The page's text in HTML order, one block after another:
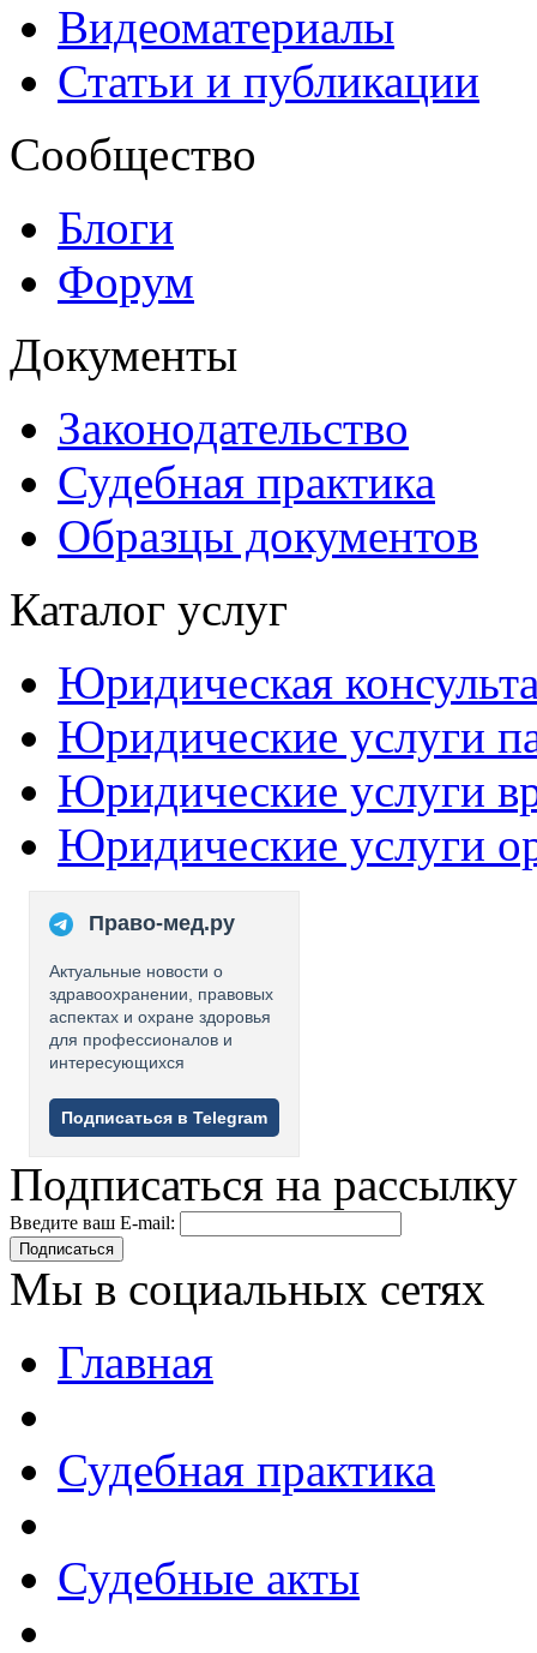
Видеоматериалы
Статьи и публикации
Сообщество
Блоги
Форум
Документы
Законодательство
Судебная практика
Образцы документов
Каталог услуг
Юридическая
Юридические услуги
Юридические услуги
Юридические услуги
Право-мед.ру
Актуальные новости о
здравоохранении, правовых
аспектах и охране здоровья
для профессионалов и
интересующихся
Подписаться в Telegram
Подписаться на рассылку
Введите ваш E-mail:
Подписаться
Мы в социальных сетях
Главная
Судебная практика
Судебные акты